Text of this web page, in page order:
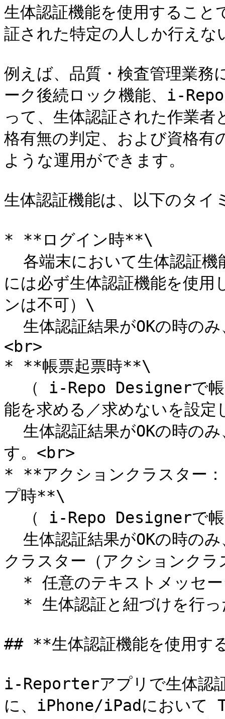
生体認証機能を使用するこ
証された特定の人しか行えな
例えば、品質・検査管理業務
ーク後続ロック機能、i-
って、生体認証された作業
格有無の判定、および資格有
ような運用ができます。
生体認証機能は、以下のタイ
* **ログイン時**\
には必ず生体認証機能を使
ンは不可）\
<br>
* **帳票起票時**\
能を求める／求めないを設
す。<br>
* **アクションクラスター：
プ時**\
クラスター（アクションク
## **生体認証機能を使用す
i-Reporterアプリで生体認
に、iPhone/iPadにおい